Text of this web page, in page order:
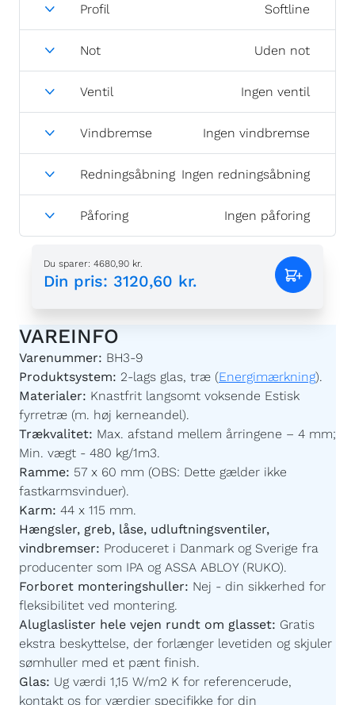
Profil Softline
Not Uden not
Ventil Ingen ventil
Vindbremse Ingen vindbremse
Redningsåbning Ingen redningsåbning
Påforing Ingen påforing
Du sparer: 4680,90 kr.
Din pris: 3120,60 kr.
VAREINFO
Varenummer: BH3-9
Produktsystem: 2-lags glas, træ (Energimærkning).
Materialer: Knastfrit langsomt voksende Estisk
fyrretræ (m. høj kerneandel).
Trækvalitet: Max. afstand mellem årringene – 4 mm;
Min. vægt - 480 kg/1m3.
Ramme: 57 x 60 mm (OBS: Dette gælder ikke
fastkarmsvinduer).
Karm: 44 x 115 mm.
Hængsler, greb, låse, udluftningsventiler,
vindbremser: Produceret i Danmark og Sverige fra
producenter som IPA og ASSA ABLOY (RUKO).
Forboret monteringshuller: Nej - din sikkerhed for
fleksibilitet ved montering.
Aluglaslister hele vejen rundt om glasset: Gratis
ekstra beskyttelse, der forlænger levetiden og skjuler
sømhuller med et pænt finish.
Glas: Ug værdi 1,15 W/m2 K for referencerude,
kontakt os for værdier specifikke for din